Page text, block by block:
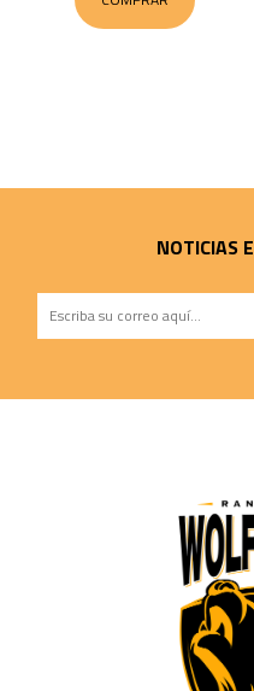
NOTICIAS